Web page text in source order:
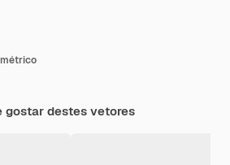
gostar destes vetores